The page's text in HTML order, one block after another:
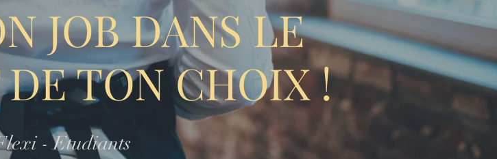
JOB DANS LE
DE TON CHOIX !
- Etudiants